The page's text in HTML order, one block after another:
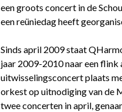
een groots concert in de
een reüniedag heeft
Sinds april 2009 staat
jaar 2009-2010 naar een flink
uitwisselingsconcert plaats
orkest op uitnodiging van de
twee concerten in april,